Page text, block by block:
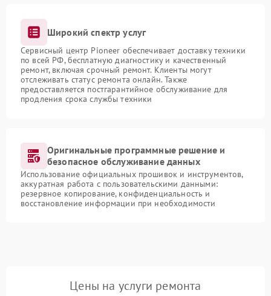
Широкий спектр услуг
Сервисный центр Pioneer обеспечивает доставку техники
по всей РФ, бесплатную диагностику и качественный
ремонт, включая срочный ремонт. Клиенты могут
отслеживать статус ремонта онлайн. Также
предоставляется постгарантийное обслуживание для
продления срока службы техники
Оригинальные программные решение и
безопасное обслуживание данных
Использование официальных прошивок и инструментов,
аккуратная работа с пользовательскими данными:
резервное копирование, конфиденциальность и
восстановление информации при необходимости
Цены на услуги ремонта